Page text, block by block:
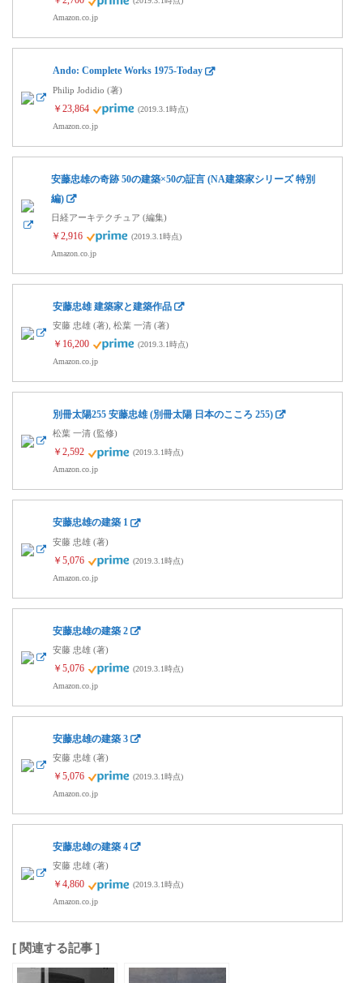
Amazon.co.jp
Ando: Complete Works 1975-Today
Philip Jodidio (著)
￥23,864
(2019.3.1時点)
Amazon.co.jp
安藤忠雄の奇跡 50の建築×50の証言 (NA建築家シリーズ 特別
編)
日経アーキテクチュア (編集)
￥2,916
(2019.3.1時点)
Amazon.co.jp
安藤忠雄 建築家と建築作品
安藤 忠雄 (著), 松葉 一清 (著)
￥16,200
(2019.3.1時点)
Amazon.co.jp
別冊太陽255 安藤忠雄 (別冊太陽 日本のこころ 255)
松葉 一清 (監修)
￥2,592
(2019.3.1時点)
Amazon.co.jp
安藤忠雄の建築 1
安藤 忠雄 (著)
￥5,076
(2019.3.1時点)
Amazon.co.jp
安藤忠雄の建築 2
安藤 忠雄 (著)
￥5,076
(2019.3.1時点)
Amazon.co.jp
安藤忠雄の建築 3
安藤 忠雄 (著)
￥5,076
(2019.3.1時点)
Amazon.co.jp
安藤忠雄の建築 4
安藤 忠雄 (著)
￥4,860
(2019.3.1時点)
Amazon.co.jp
[ 関連する記事 ]